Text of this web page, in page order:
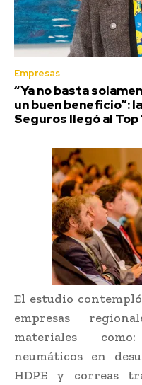
Empresas
“Ya no basta
un buen beneficio”:
Seguros llegó al Top
El estudio
empresas
materiales
neumáticos en
HDPE y correas